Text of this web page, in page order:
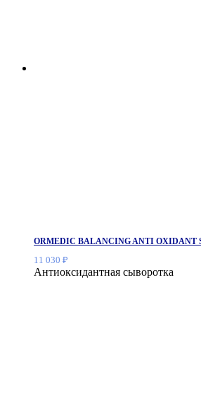
ORMEDIC BALANCING ANTI OXIDANT
11 030 ₽
Антиоксидантная сыворотка